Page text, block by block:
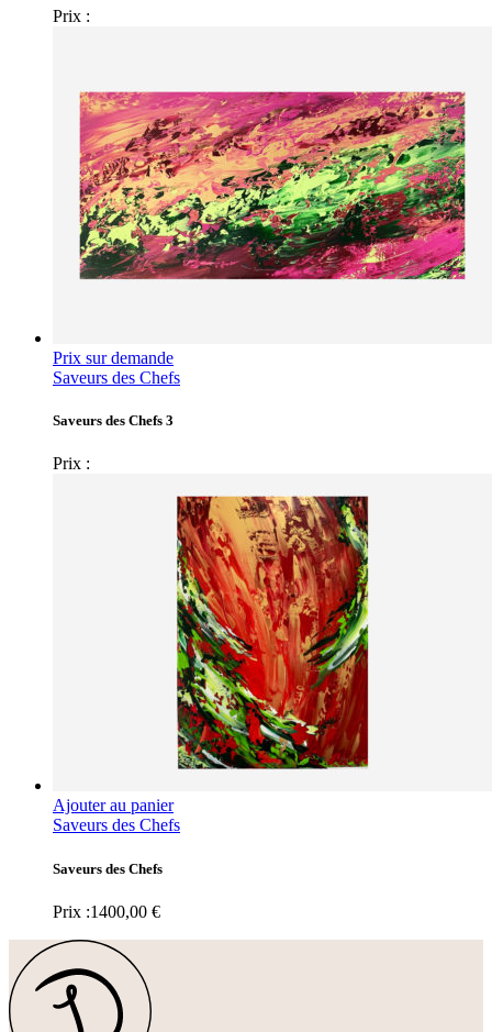
Prix :
Prix sur demande
Saveurs des Chefs
Saveurs des Chefs 3
Prix :
Ajouter au panier
Saveurs des Chefs
Saveurs des Chefs
Prix :1400,00 €